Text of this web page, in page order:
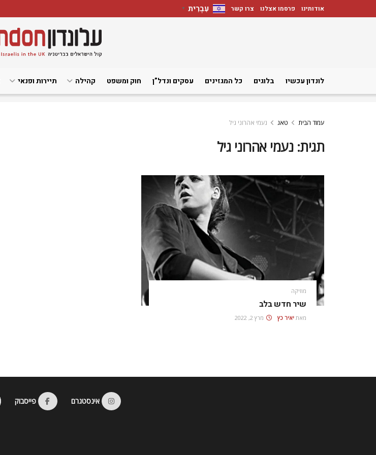
אודותינו פרסמו אצלנו צרו קשר עִבְרִית ▼
לונדון עכשיו בלוגים כל המגזינים עסקים ונדל”ן חוק ומשפט קהילה תיירות ופנאי
עמוד הבית טאג נעמי אהרוני גיל
תגית:נעמי אהרוני גיל
מוזיקה
שיר חדש בלב
מאת יאיר כץ מרץ 2, 2022
אינסטגרם פייסבוק